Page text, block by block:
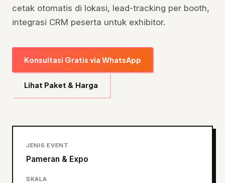
cetak otomatis di lokasi, lead-tracking per booth,
integrasi CRM peserta untuk exhibitor.
Konsultasi Gratis via WhatsApp
Lihat Paket & Harga
JENIS EVENT
Pameran & Expo
SKALA